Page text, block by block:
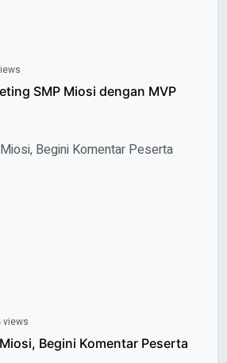
SMP Miosi dengan MVP
views
Begini Komentar Peserta